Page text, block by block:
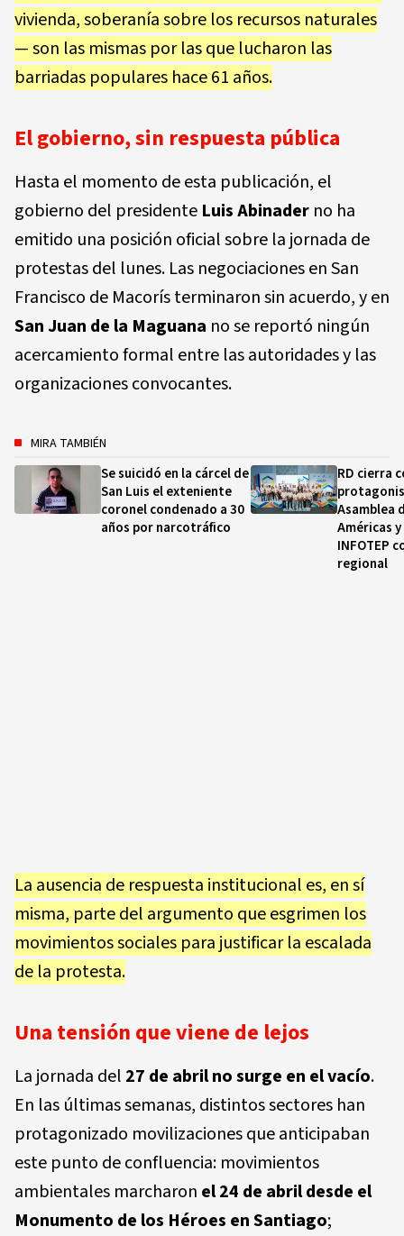
vivienda, soberanía sobre los recursos naturales
— son las mismas por las que lucharon las
barriadas populares hace 61 años.
El gobierno, sin respuesta pública
Hasta el momento de esta publicación, el
gobierno del presidente Luis Abinader no ha
emitido una posición oficial sobre la jornada de
protestas del lunes. Las negociaciones en San
Francisco de Macorís terminaron sin acuerdo, y en
San Juan de la Maguana no se reportó ningún
acercamiento formal entre las autoridades y las
organizaciones convocantes.
MIRA TAMBIÉN
Se suicidó en la cárcel de
San Luis el exteniente
coronel condenado a 30
años por narcotráfico
RD cierra
Asamblea
Américas
INFOTEP
regional
La ausencia de respuesta institucional es, en sí
misma, parte del argumento que esgrimen los
movimientos sociales para justificar la escalada
de la protesta.
Una tensión que viene de lejos
La jornada del 27 de abril no surge en el vacío.
En las últimas semanas, distintos sectores han
protagonizado movilizaciones que anticipaban
este punto de confluencia: movimientos
ambientales marcharon el 24 de abril desde el
Monumento de los Héroes en Santiago;